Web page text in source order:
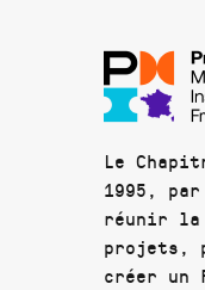
Le
1995,
réunir la
projets,
créer un